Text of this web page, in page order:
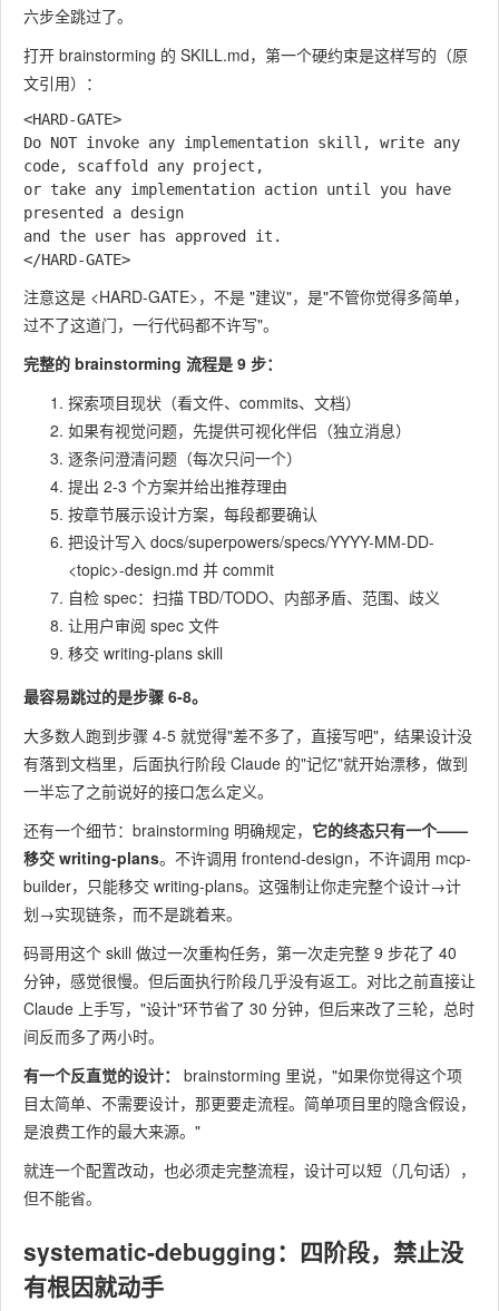
六步全跳过了。
打开 brainstorming 的 SKILL.md，第一个硬约束是这样写的（原
文引用）：
<HARD-GATE>
Do NOT invoke any implementation skill, write any
code, scaffold any project,
or take any implementation action until you have
presented a design
and the user has approved it.
注意这是 <HARD-GATE>，不是 "建议"，是"不管你觉得多简单，
过不了这道门，一行代码都不许写"。
完整的 brainstorming 流程是 9 步：
探索项目现状（看文件、commits、文档）
如果有视觉问题，先提供可视化伴侣（独立消息）
逐条问澄清问题（每次只问一个）
提出 2-3 个方案并给出推荐理由
按章节展示设计方案，每段都要确认
把设计写入 docs/superpowers/specs/YYYY-MM-DD-
<topic>-design.md 并 commit
自检 spec：扫描 TBD/TODO、内部矛盾、范围、歧义
让用户审阅 spec 文件
移交 writing-plans skill
最容易跳过的是步骤 6-8。
大多数人跑到步骤 4-5 就觉得"差不多了，直接写吧"，结果设计没
有落到文档里，后面执行阶段 Claude 的"记忆"就开始漂移，做到
一半忘了之前说好的接口怎么定义。
还有一个细节：brainstorming 明确规定， 它的终态只有一个——
移交 writing-plans。不许调用 frontend-design，不许调用 mcp-
builder，只能移交 writing-plans。这强制让你走完整个设计→计
划→实现链条，而不是跳着来。
码哥用这个 skill 做过一次重构任务，第一次走完整 9 步花了 40
分钟，感觉很慢。但后面执行阶段几乎没有返工。对比之前直接让
Claude 上手写，"设计"环节省了 30 分钟，但后来改了三轮，总时
间反而多了两小时。
有一个反直觉的设计：
brainstorming 里说，"如果你觉得这个项
目太简单、不需要设计，那更要走流程。简单项目里的隐含假设，
是浪费工作的最大来源。"
就连一个配置改动，也必须走完整流程，设计可以短（几句话），
但不能省。
systematic-debugging：四阶段，禁止没
有根因就动手